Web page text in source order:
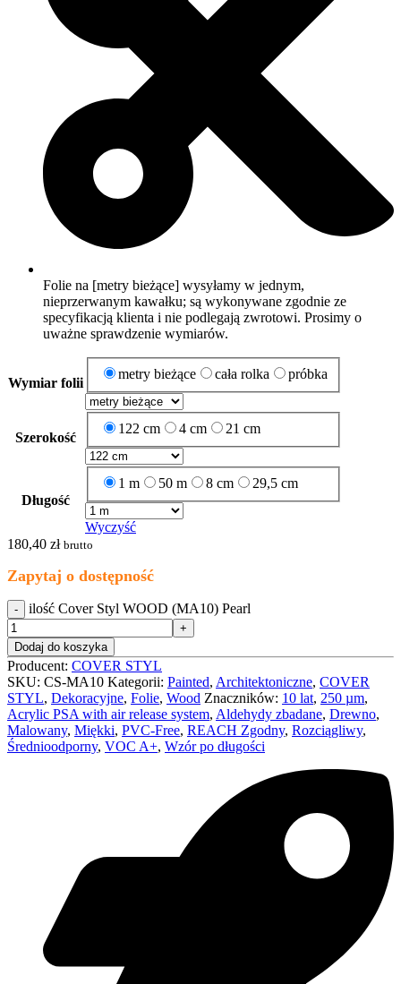
Folie na [metry bieżące] wysyłamy w jednym,
nieprzerwanym kawałku; są wykonywane zgodnie ze
specyfikacją klienta i nie podlegają zwrotowi. Prosimy o
uważne sprawdzenie wymiarów.
Wymiar folii
metry bieżące cała rolka próbka
Szerokość
122 cm 4 cm 21 cm
Długość
1 m 50 m 8 cm 29,5 cm
Wyczyść
180,40 zł brutto
Zapytaj o dostępność
ilość Cover Styl WOOD (MA10) Pearl
Dodaj do koszyka
Producent: COVER STYL
SKU: CS-MA10 Kategorii: Painted, Architektoniczne, COVER
STYL, Dekoracyjne, Folie, Wood Znaczników: 10 lat, 250 µm,
Acrylic PSA with air release system, Aldehydy zbadane, Drewno,
Malowany, Miękki, PVC-Free, REACH Zgodny, Rozciągliwy,
Średnioodporny, VOC A+, Wzór po długości